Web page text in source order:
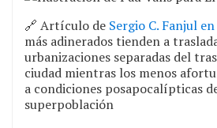
🔗 Artículo de Sergio C. Fanjul
más adinerados tienden a
urbanizaciones separadas del
ciudad mientras los menos
a condiciones posapocalípticas
superpoblación